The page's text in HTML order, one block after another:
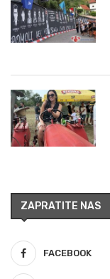
ZAPRATITE NAS
FACEBOOK